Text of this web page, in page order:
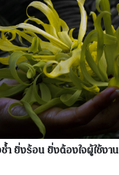
ช้ำ ยิ่งร้อน ยิ่งต้องใจผู้ใช้งาน